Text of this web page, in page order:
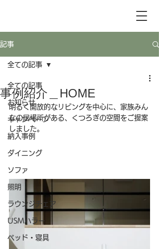
記事
全ての記事
お知らせ
キャンペーン
納入事例
ダイニング
ソファ
照明
ラウンジチェア
USMハラー
ベッド・寝具
全ての記事
事例紹介＿HOME
明るく開放的なリビングを中心に、家族みん
なの居場所がある、くつろぎの空間をご提案
しました。